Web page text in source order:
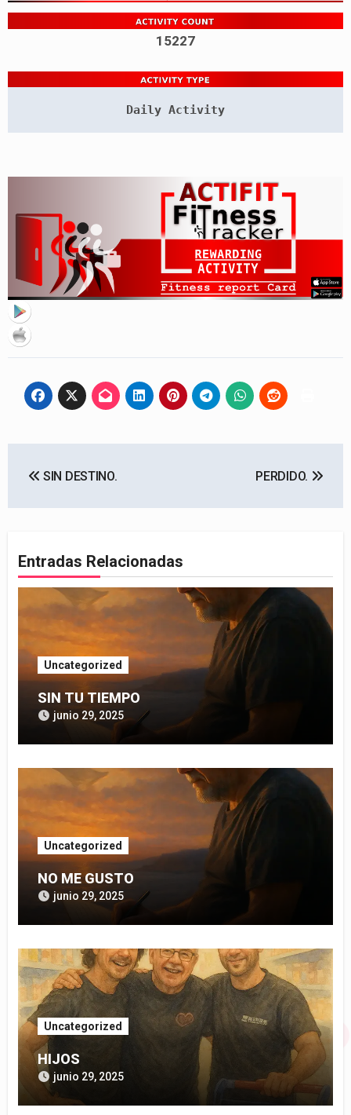
15227
Daily Activity
de SIN DESTINO. PERDIDO.
Entradas Relacionadas
Uncategorized
SIN TU TIEMPO
junio 29, 2025
Uncategorized
NO ME GUSTO
junio 29, 2025
Uncategorized
HIJOS
junio 29, 2025